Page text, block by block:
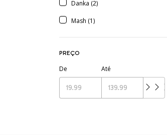
Danka (2)
Mash (1)
PREÇO
De Até